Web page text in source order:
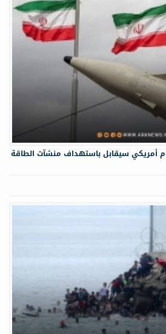
أمريكي سيقابل باستهداف منشآت الطاقة